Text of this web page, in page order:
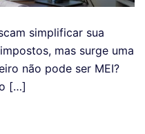
simplificar sua
mas surge uma
não pode ser MEI?
[…]